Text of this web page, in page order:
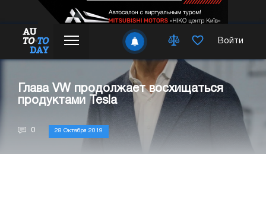
Войти
Глава VW продолжает восхищаться
продуктами Tesla
0 28 Октября 2019